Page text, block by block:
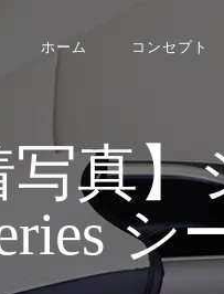
ホーム コンセプト
写真
シ